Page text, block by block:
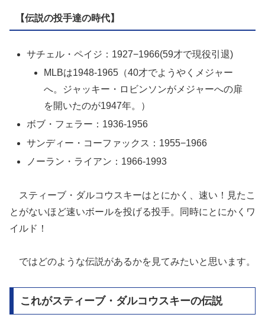
【伝説の投手達の時代】
サチェル・ペイジ：1927−1966(59才で現役引退)
MLBは1948-1965（40才でようやくメジャー
へ。ジャッキー・ロビンソンがメジャーへの扉
を開いたのが1947年。）
ボブ・フェラー：1936-1956
サンディー・コーファックス：1955−1966
ノーラン・ライアン：1966-1993
スティーブ・ダルコウスキーはとにかく、速い！見たこ
とがないほど速いボールを投げる投手。同時にとにかくワ
イルド！
ではどのような伝説があるかを見てみたいと思います。
これがスティーブ・ダルコウスキーの伝説